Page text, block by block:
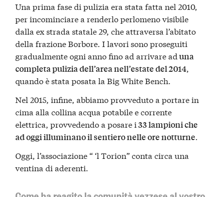
Una prima fase di pulizia era stata fatta nel 2010,
per incominciare a renderlo perlomeno visibile
dalla ex strada statale 29, che attraversa l’abitato
della frazione Borbore. I lavori sono proseguiti
gradualmente ogni anno fino ad arrivare aduna
completa pulizia dell’area nell’estate del 2014,
quando è stata posata la Big White Bench.
Nel 2015, infine, abbiamo provveduto a portare in
cima alla collina acqua potabile e corrente
elettrica, provvedendo a posare i33 lampioni che
ad oggi illuminano il sentiero nelle ore notturne.
Oggi, l’associazione “ ‘l Torion” conta circa una
ventina di aderenti.